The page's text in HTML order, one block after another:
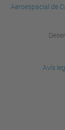
Aeroespacial de
Avís